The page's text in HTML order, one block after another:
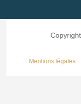
Mentions légales